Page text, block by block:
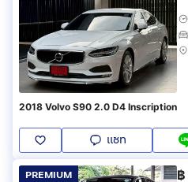
2018 Volvo S90 2.0 D4 Inscription
แชท
PREMIUM ฿